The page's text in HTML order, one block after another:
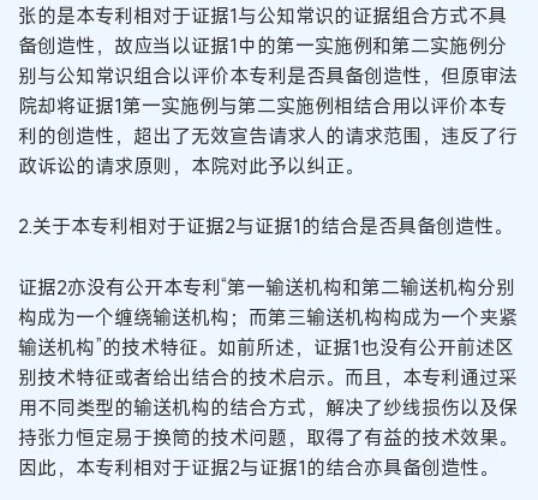
张的是本专利相对于证据1与公知常识的证据组合方式不具
备创造性，故应当以证据1中的第一实施例和第二实施例分
别与公知常识组合以评价本专利是否具备创造性，但原审法
院却将证据1第一实施例与第二实施例相结合用以评价本专
利的创造性，超出了无效宣告请求人的请求范围，违反了行
政诉讼的请求原则，本院对此予以纠正。
2.关于本专利相对于证据2与证据1的结合是否具备创造性。
证据2亦没有公开本专利“第一输送机构和第二输送机构分别
构成为一个缠绕输送机构；而第三输送机构构成为一个夹紧
输送机构”的技术特征。如前所述，证据1也没有公开前述区
别技术特征或者给出结合的技术启示。而且，本专利通过采
用不同类型的输送机构的结合方式，解决了纱线损伤以及保
持张力恒定易于换筒的技术问题，取得了有益的技术效果。
因此，本专利相对于证据2与证据1的结合亦具备创造性。